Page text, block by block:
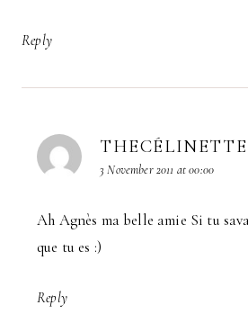
Reply
THECÉLINETTE
3 November 2011 at 00:00
Ah Agnès ma belle amie Si tu
que tu es :)
Reply